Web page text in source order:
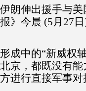
朗伸出援手与
》今晨 (5月 27 日
成中的“新威权
京，都既没有能
进行直接军事对